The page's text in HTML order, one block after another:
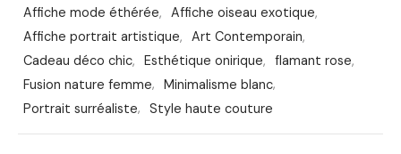
Affiche mode éthérée, Affiche oiseau exotique,
Affiche portrait artistique, Art Contemporain,
Cadeau déco chic, Esthétique onirique, flamant rose,
Fusion nature femme, Minimalisme blanc,
Portrait surréaliste, Style haute couture